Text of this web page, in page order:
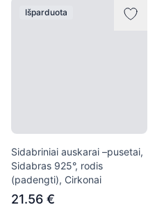
Išparduota
Sidabriniai auskarai –pusetai,
Sidabras 925°, rodis
(padengti), Cirkonai
21.56 €